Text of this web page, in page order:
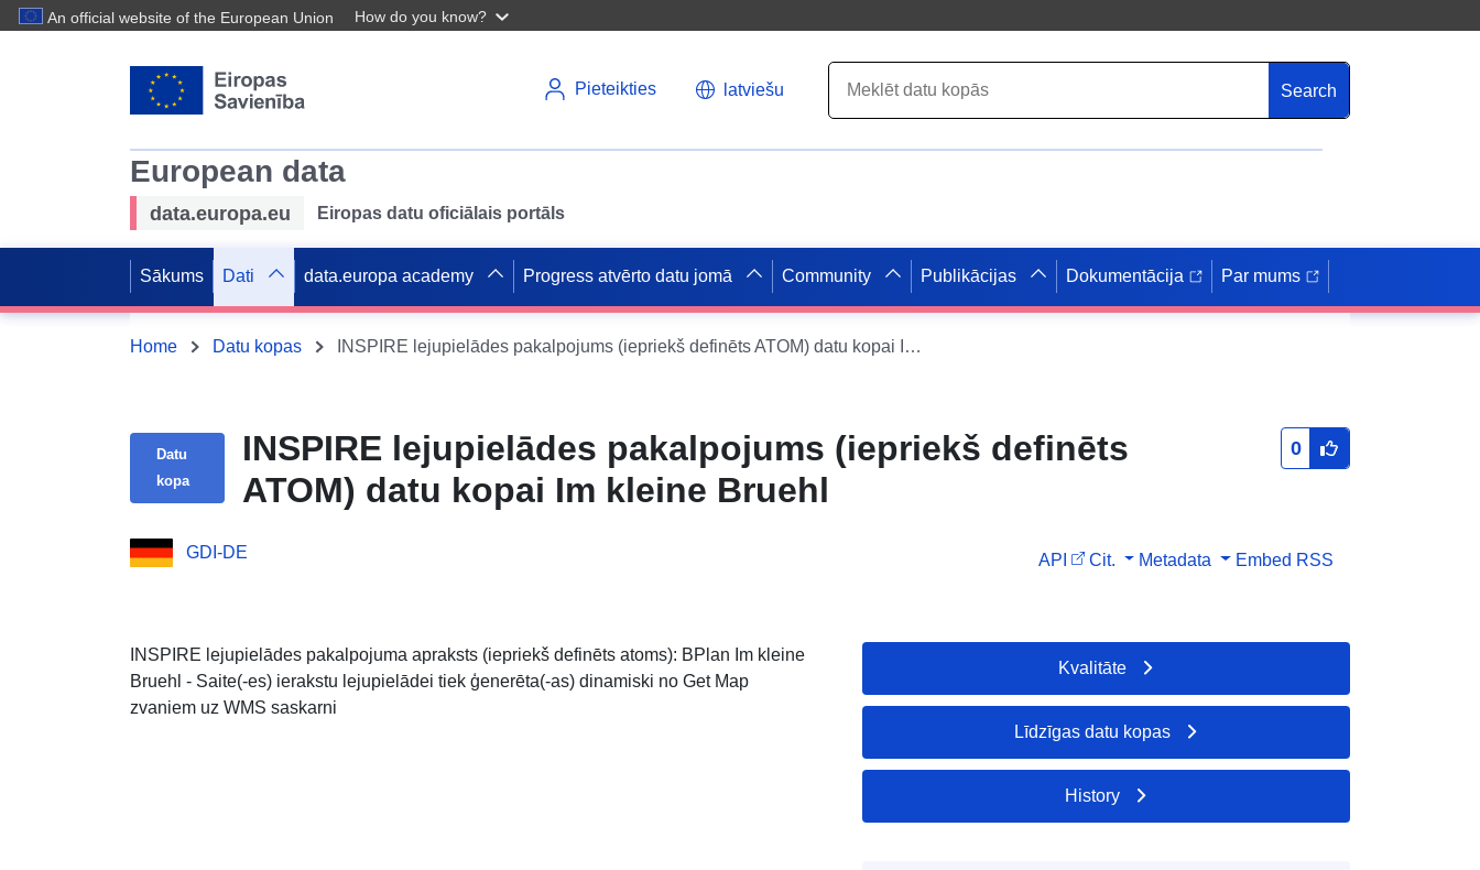
An official website of the European Union How do you know?
Pieteikties latviešu Search
European data
data.europa.eu Eiropas datu oficiālais portāls
Sākums Dati data.europa academy Progress atvērto datu jomā Community Publikācijas Dokumentācija Par mums
Home Datu kopas INSPIRE lejupielādes pakalpojums (iepriekš definēts ATOM) datu kopai Im kleine Bruehl
Datu
kopa
INSPIRE lejupielādes pakalpojums (iepriekš definēts
ATOM) datu kopai Im kleine Bruehl
0
GDI-DE API Cit. Metadata Embed RSS
INSPIRE lejupielādes pakalpojuma apraksts (iepriekš definēts atoms): BPlan Im kleine
Bruehl - Saite(-es) ierakstu lejupielādei tiek ģenerēta(-as) dinamiski no Get Map
zvaniem uz WMS saskarni
Kvalitāte
Līdzīgas datu kopas
History